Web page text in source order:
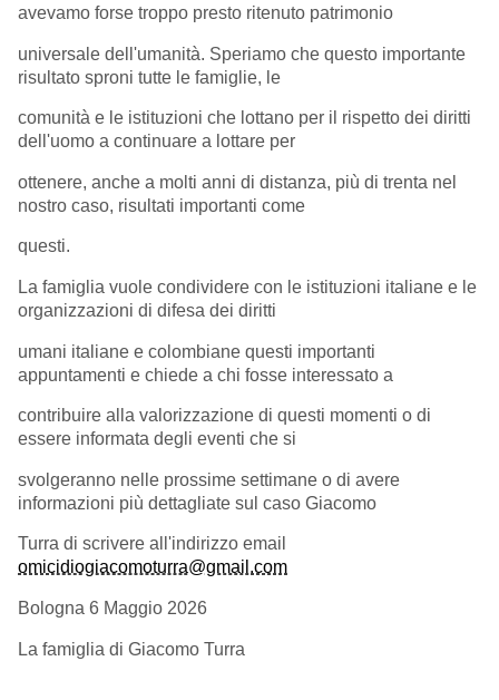
avevamo forse troppo presto ritenuto patrimonio
universale dell'umanità. Speriamo che questo importante
risultato sproni tutte le famiglie, le
comunità e le istituzioni che lottano per il rispetto dei diritti
dell'uomo a continuare a lottare per
ottenere, anche a molti anni di distanza, più di trenta nel
nostro caso, risultati importanti come
questi.
La famiglia vuole condividere con le istituzioni italiane e le
organizzazioni di difesa dei diritti
umani italiane e colombiane questi importanti
appuntamenti e chiede a chi fosse interessato a
contribuire alla valorizzazione di questi momenti o di
essere informata degli eventi che si
svolgeranno nelle prossime settimane o di avere
informazioni più dettagliate sul caso Giacomo
Turra di scrivere all'indirizzo email
omicidiogiacomoturra@gmail.com
Bologna 6 Maggio 2026
La famiglia di Giacomo Turra